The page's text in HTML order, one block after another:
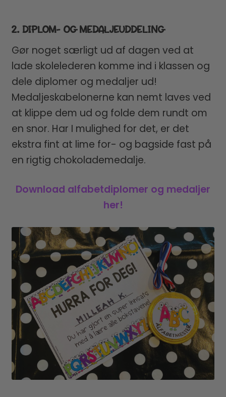
2. DIPLOM- OG MEDALJEUDDELING
Gør noget særligt ud af dagen ved at
lade skolelederen komme ind i klassen og
dele diplomer og medaljer ud!
Medaljeskabelonerne kan nemt laves ved
at klippe dem ud og folde dem rundt om
en snor. Har I mulighed for det, er det
ekstra fint at lime for- og bagside fast på
en rigtig chokolademedalje.
Download alfabetdiplomer og medaljer
her!